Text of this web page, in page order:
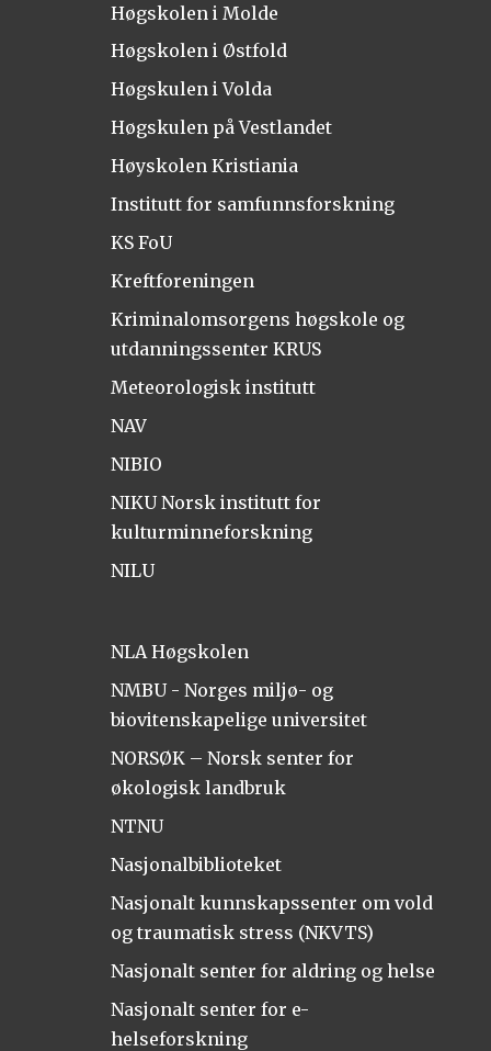
Høgskolen i Molde
Høgskolen i Østfold
Høgskulen i Volda
Høgskulen på Vestlandet
Høyskolen Kristiania
Institutt for samfunnsforskning
KS FoU
Kreftforeningen
Kriminalomsorgens høgskole og
utdanningssenter KRUS
Meteorologisk institutt
NAV
NIBIO
NIKU Norsk institutt for
kulturminneforskning
NILU
NLA Høgskolen
NMBU - Norges miljø- og
biovitenskapelige universitet
NORSØK – Norsk senter for
økologisk landbruk
NTNU
Nasjonalbiblioteket
Nasjonalt kunnskapssenter om vold
og traumatisk stress (NKVTS)
Nasjonalt senter for aldring og helse
Nasjonalt senter for e-
helseforskning